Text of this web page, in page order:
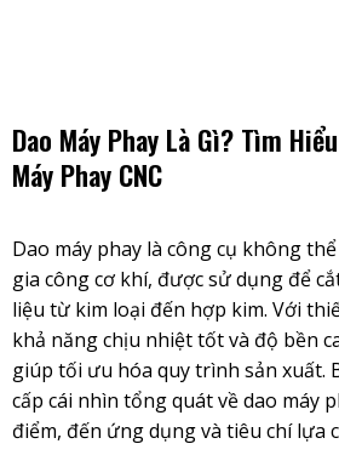
Dao Máy Phay Là Gì? Tìm
Máy Phay CNC
Dao máy phay là công cụ không
gia công cơ khí, được sử dụng để
liệu từ kim loại đến hợp kim. Với
khả năng chịu nhiệt tốt và độ bền
giúp tối ưu hóa quy trình sản xuất.
cấp cái nhìn tổng quát về dao máy
điểm, đến ứng dụng và tiêu chí lựa